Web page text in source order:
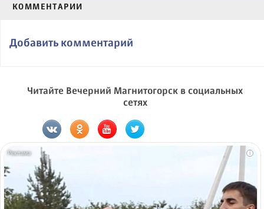
КОММЕНТАРИИ
Добавить комментарий
Читайте Вечерний Магнитогорск в социальных
сетях
i